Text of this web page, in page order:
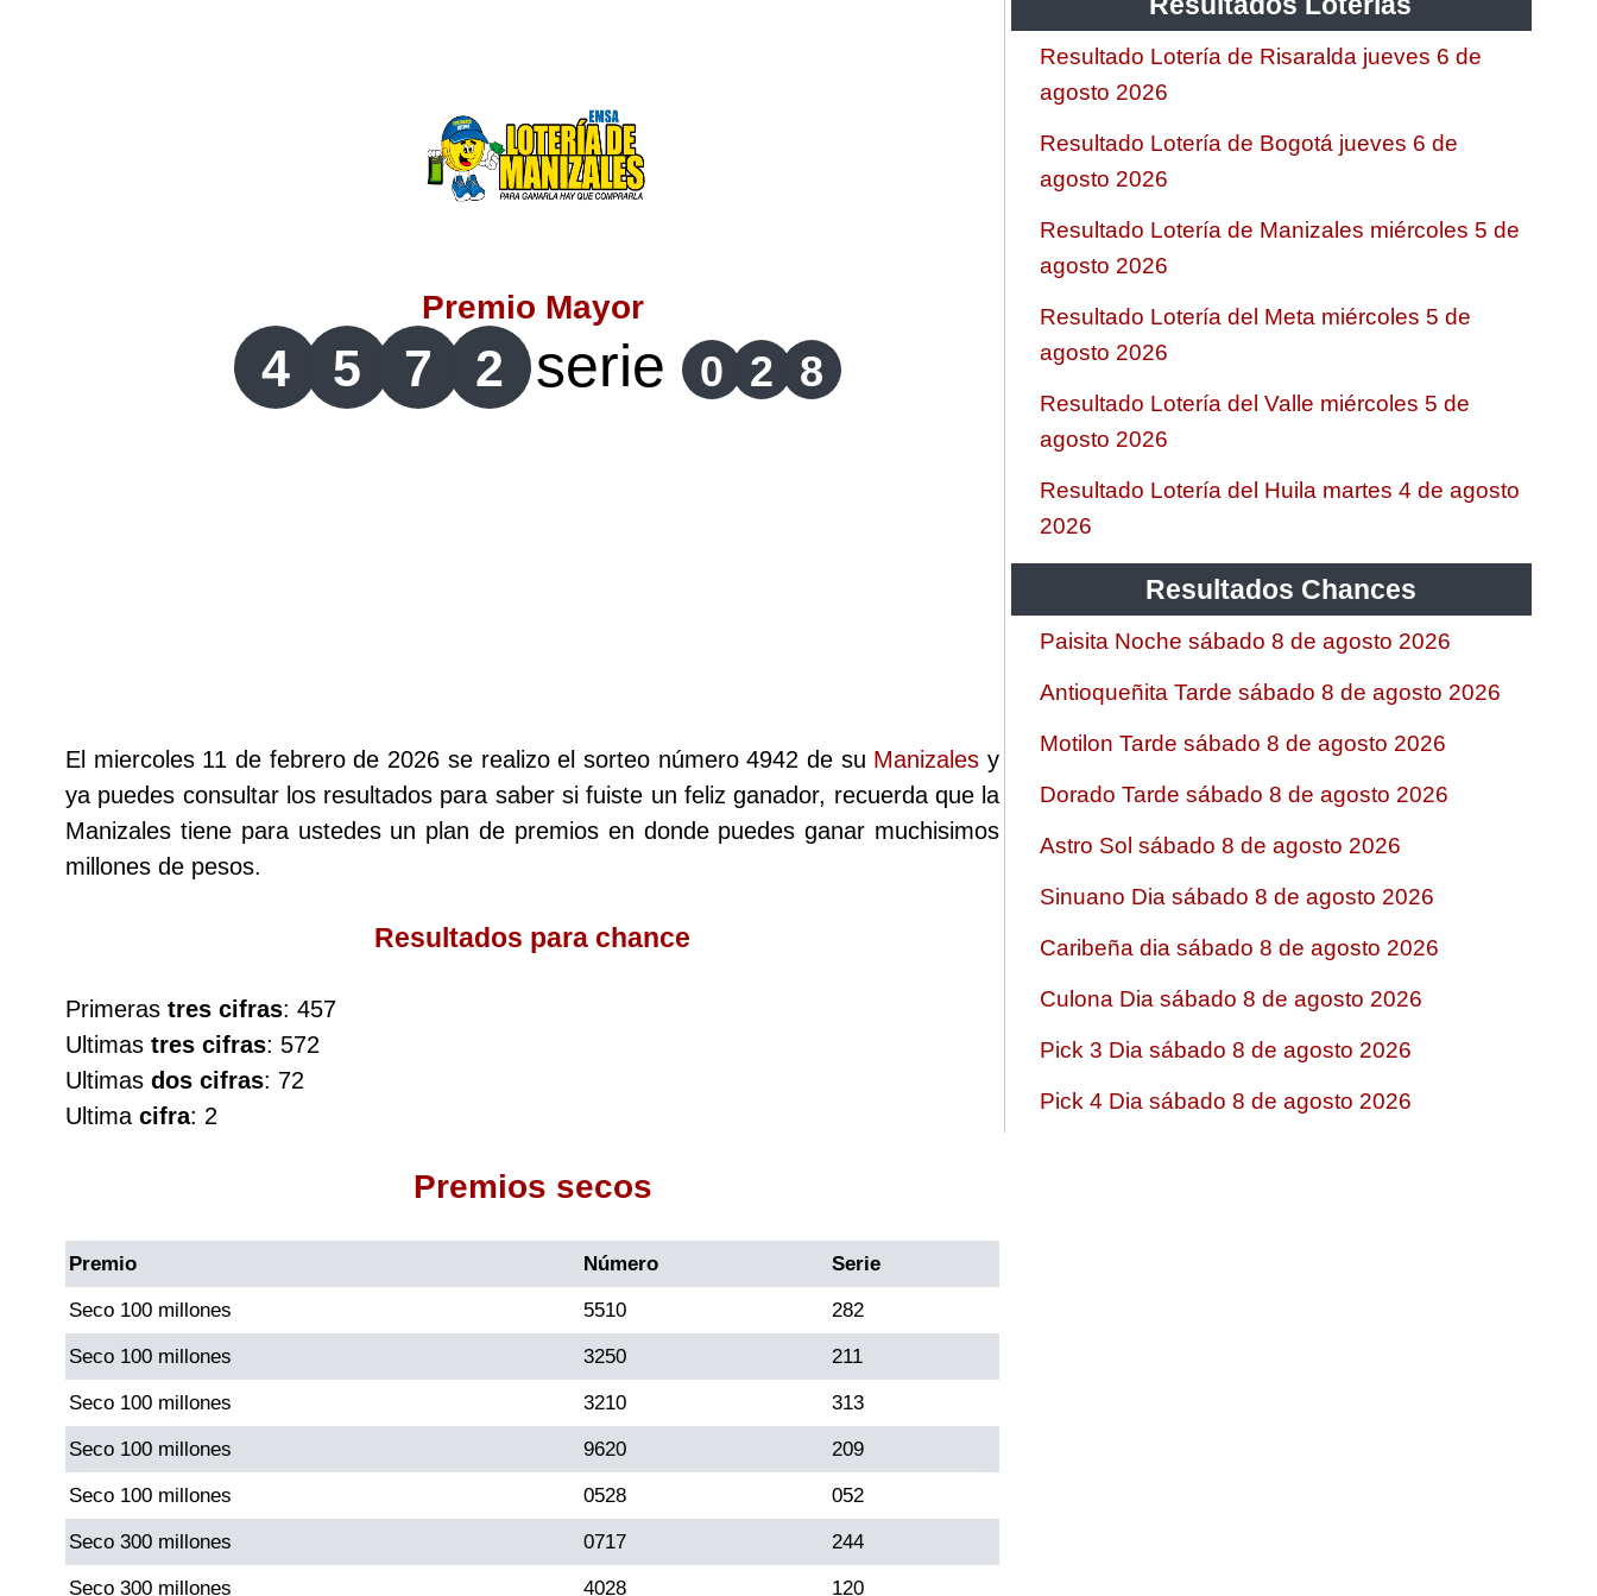
Lotería de Risaralda
Antioqueñita Día
Antioqueñita Tarde
Astro Luna
Cafeterito Tarde
Caribeña Noche
Chontico Día
Chontico Noche
Culona día
Culona noche
Premio Mayor
4 5 7 2 serie 0 2 8
El miercoles 11 de febrero de 2026 se realizo el sorteo número 4942 de su Manizales y
ya puedes consultar los resultados para saber si fuiste un feliz ganador, recuerda que la
Manizales tiene para ustedes un plan de premios en donde puedes ganar muchisimos
millones de pesos.
Resultados para chance
Primeras tres cifras: 457
Ultimas tres cifras: 572
Ultimas dos cifras: 72
Ultima cifra: 2
Premios secos
Premio Número Serie
Seco 100 millones 5510 282
Seco 100 millones 3250 211
Seco 100 millones 3210 313
Seco 100 millones 9620 209
Seco 100 millones 0528 052
Seco 300 millones 0717 244
Seco 300 millones 4028 120
Resultado Lotería de Risaralda jueves 6 de
agosto 2026
Resultado Lotería de Bogotá jueves 6 de
agosto 2026
Resultado Lotería de Manizales miércoles 5 de
agosto 2026
Resultado Lotería del Meta miércoles 5 de
agosto 2026
Resultado Lotería del Valle miércoles 5 de
agosto 2026
Resultado Lotería del Huila martes 4 de agosto
2026
Resultados Chances
Paisita Noche sábado 8 de agosto 2026
Antioqueñita Tarde sábado 8 de agosto 2026
Motilon Tarde sábado 8 de agosto 2026
Dorado Tarde sábado 8 de agosto 2026
Astro Sol sábado 8 de agosto 2026
Sinuano Dia sábado 8 de agosto 2026
Caribeña dia sábado 8 de agosto 2026
Culona Dia sábado 8 de agosto 2026
Pick 3 Dia sábado 8 de agosto 2026
Pick 4 Dia sábado 8 de agosto 2026